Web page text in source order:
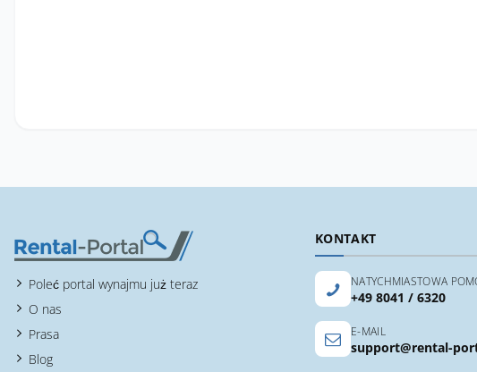
Poleć portal wynajmu już teraz
O nas
Prasa
Blog
KONTAKT
NATYCHMIASTOWA
+49 8041 / 6320
E-MAIL
support@rental-